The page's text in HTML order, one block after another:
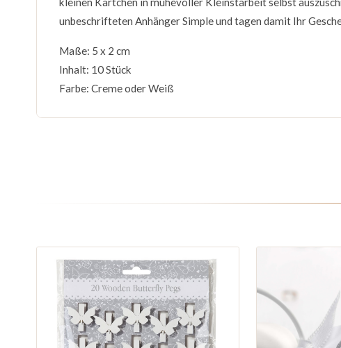
unbeschrifteten Anhänger Simple und tagen damit Ihr
Maße: 5 x 2 cm
Inhalt: 10 Stück
Farbe: Creme oder Weiß